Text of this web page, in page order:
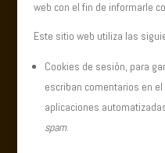
web con el fin de informarle
Este sitio web utiliza las
Cookies de sesión, para
escriban comentarios en
aplicaciones
spam.